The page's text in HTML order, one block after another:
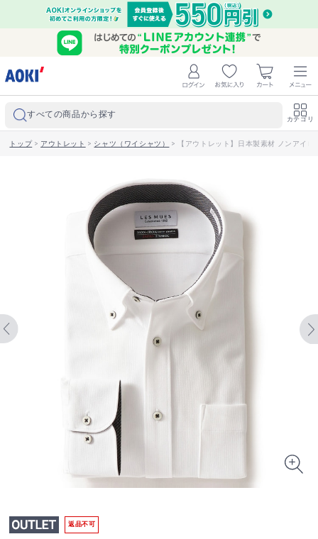
すべての商品から探す カテゴリ
トップ> アウトレット > シャツ（ワイシャツ） > 【アウトレット】日本製素材 ノンアイ
返品不可